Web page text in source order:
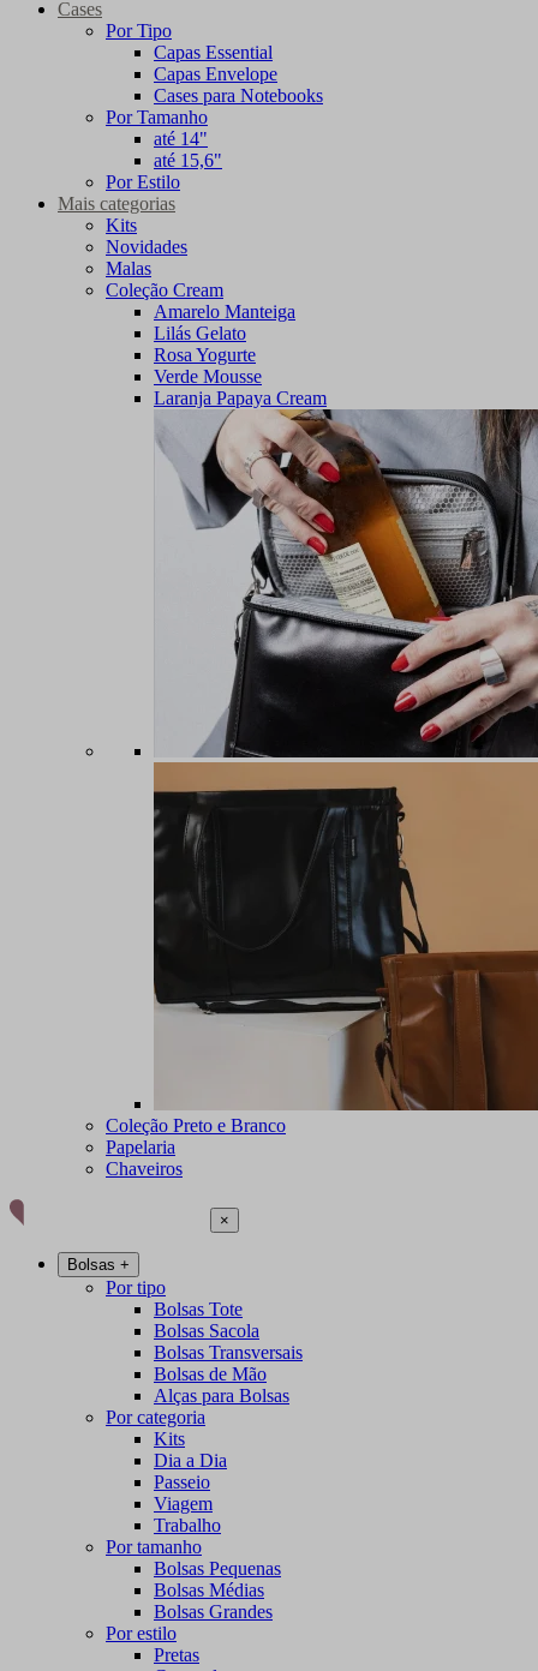
Cases
Por Tipo
Capas Essential
Capas Envelope
Cases para Notebooks
Por Tamanho
até 14"
até 15,6"
Por Estilo
Mais categorias
Kits
Novidades
Malas
Coleção Cream
Amarelo Manteiga
Lilás Gelato
Rosa Yogurte
Verde Mousse
Laranja Papaya Cream
Coleção Preto e Branco
Papelaria
Chaveiros
×
Bolsas +
Por tipo
Bolsas Tote
Bolsas Sacola
Bolsas Transversais
Bolsas de Mão
Alças para Bolsas
Por categoria
Kits
Dia a Dia
Passeio
Viagem
Trabalho
Por tamanho
Bolsas Pequenas
Bolsas Médias
Bolsas Grandes
Por estilo
Pretas